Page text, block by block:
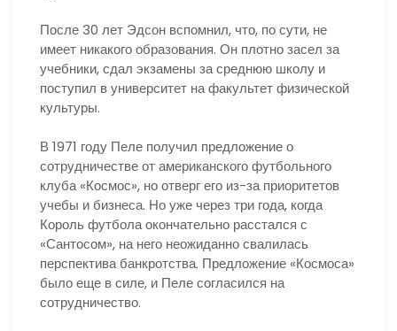
После 30 лет Эдсон вспомнил, что, по сути, не
имеет никакого образования. Он плотно засел за
учебники, сдал экзамены за среднюю школу и
поступил в университет на факультет физической
культуры.
В 1971 году Пеле получил предложение о
сотрудничестве от американского футбольного
клуба «Космос», но отверг его из-за приоритетов
учебы и бизнеса. Но уже через три года, когда
Король футбола окончательно расстался с
«Сантосом», на него неожиданно свалилась
перспектива банкротства. Предложение «Космоса»
было еще в силе, и Пеле согласился на
сотрудничество.